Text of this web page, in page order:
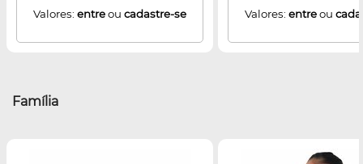
Valores: entreou cadastre-se Valores: entreou
Família